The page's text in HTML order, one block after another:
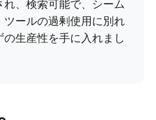
、検索可能で、シーム
ツールの過剰使用に別れ
生産性を手に入れまし